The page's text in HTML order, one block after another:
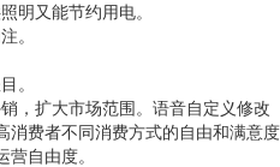
明又能节约用电。
。
。
，扩大市场范围。语音自定义修改
费者不同消费方式的自由和满意度
自由度。